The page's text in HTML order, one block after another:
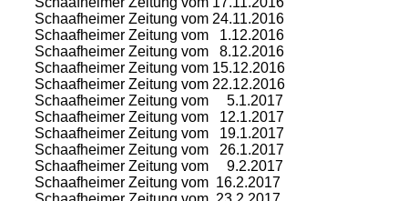
Schaafheimer Zeitung vom 24.11.2016
Schaafheimer Zeitung vom 1.12.2016
Schaafheimer Zeitung vom 8.12.2016
Schaafheimer Zeitung vom 15.12.2016
Schaafheimer Zeitung vom 22.12.2016
Schaafheimer Zeitung vom 5.1.2017
Schaafheimer Zeitung vom 12.1.2017
Schaafheimer Zeitung vom 19.1.2017
Schaafheimer Zeitung vom 26.1.2017
Schaafheimer Zeitung vom 9.2.2017
Schaafheimer Zeitung vom 16.2.2017